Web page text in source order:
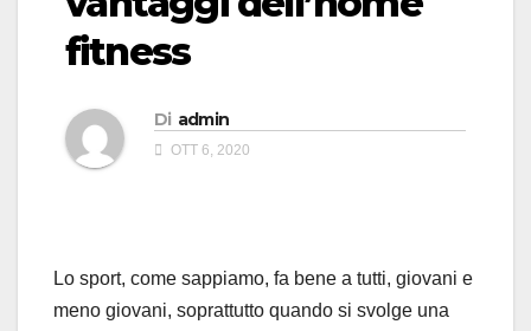
fitness
Di admin
OTT 6, 2020
Lo sport, come sappiamo, fa bene a tutti, giovani e
meno giovani, soprattutto quando si svolge una